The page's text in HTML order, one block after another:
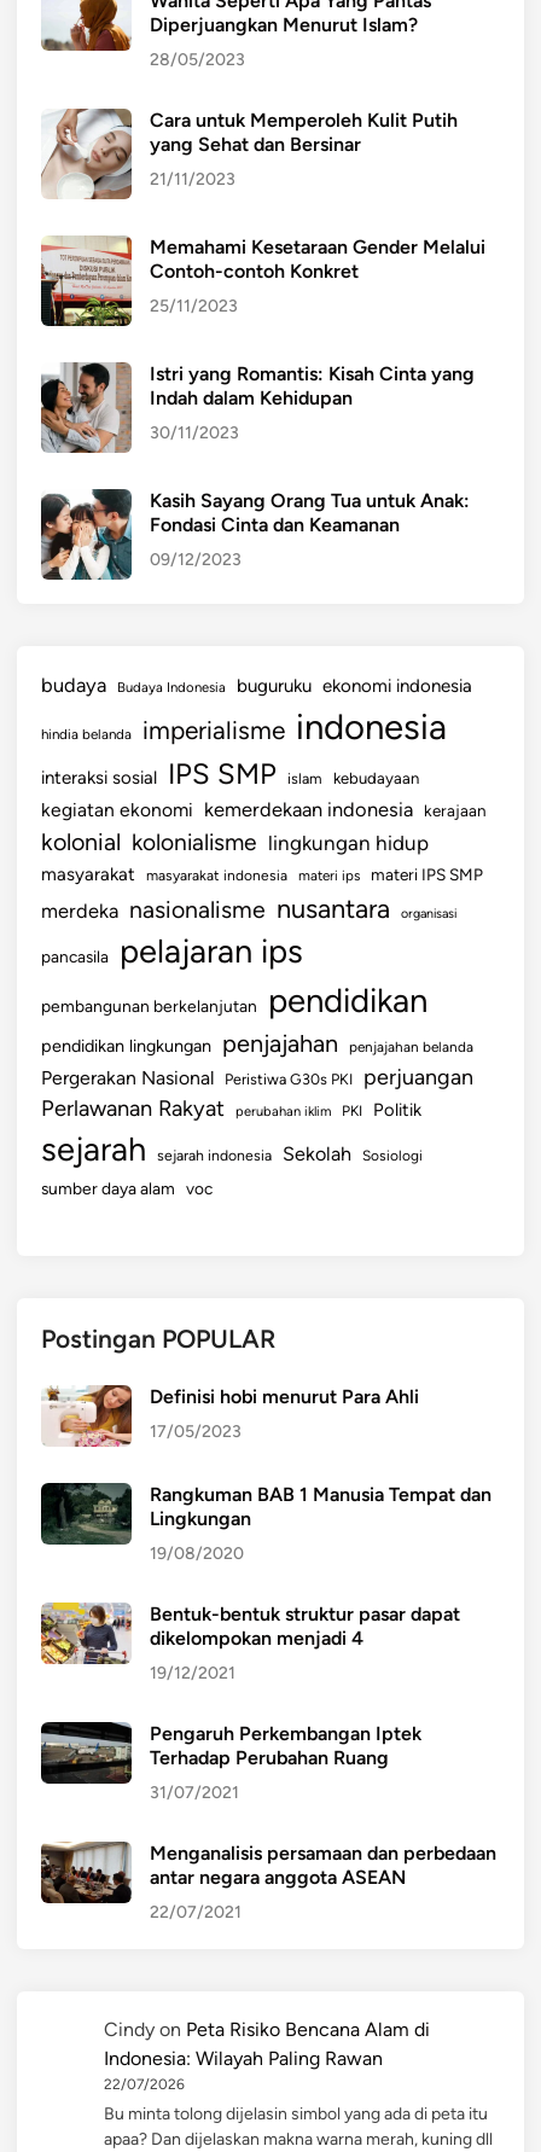
Diperjuangkan Menurut Islam?
28/05/2023
Cara untuk Memperoleh Kulit Putih
yang Sehat dan Bersinar
21/11/2023
Memahami Kesetaraan Gender Melalui
Contoh-contoh Konkret
25/11/2023
Istri yang Romantis: Kisah Cinta yang
Indah dalam Kehidupan
30/11/2023
Kasih Sayang Orang Tua untuk Anak:
Fondasi Cinta dan Keamanan
09/12/2023
budaya Budaya Indonesia buguruku ekonomi indonesia
hindia belanda imperialisme indonesia
interaksi sosial IPS SMP islam kebudayaan
kegiatan ekonomi kemerdekaan indonesia kerajaan
kolonial kolonialisme lingkungan hidup
masyarakat masyarakat indonesia materi ips materi IPS SMP
merdeka nasionalisme nusantara organisasi
pancasila pelajaran ips
pembangunan berkelanjutan pendidikan
pendidikan lingkungan penjajahan penjajahan belanda
Pergerakan Nasional Peristiwa G30s PKI perjuangan
Perlawanan Rakyat perubahan iklim PKI Politik
sejarah sejarah indonesia Sekolah Sosiologi
sumber daya alam voc
Postingan POPULAR
Definisi hobi menurut Para Ahli
17/05/2023
Rangkuman BAB 1 Manusia Tempat dan
Lingkungan
19/08/2020
Bentuk-bentuk struktur pasar dapat
dikelompokan menjadi 4
19/12/2021
Pengaruh Perkembangan Iptek
Terhadap Perubahan Ruang
31/07/2021
Menganalisis persamaan dan perbedaan
antar negara anggota ASEAN
22/07/2021
Cindy on Peta Risiko Bencana Alam di
Indonesia: Wilayah Paling Rawan
22/07/2026
Bu minta tolong dijelasin simbol yang ada di peta itu
apaa? Dan dijelaskan makna warna merah, kuning dll